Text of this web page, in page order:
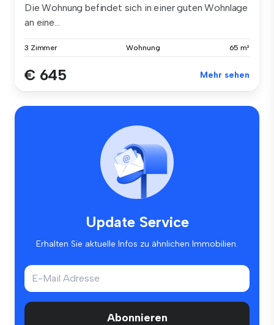
Die Wohnung befindet sich in einer guten Wohnlage
an eine...
3 Zimmer Wohnung 65 m²
€ 645 Mehr sehen
Update Service
Erhalten Sie aktuelle Infos zu ähnlichen Immobilien.
Abonnieren